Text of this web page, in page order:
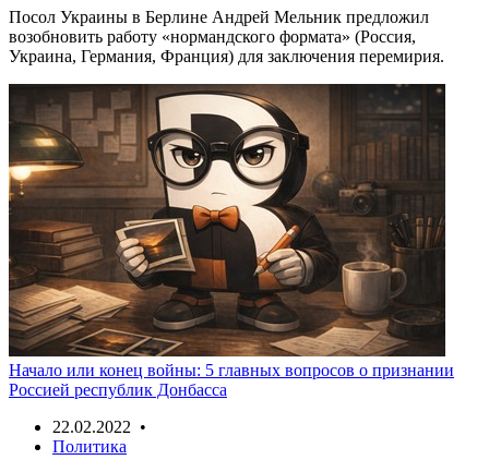
Посол Украины в Берлине Андрей Мельник предложил
возобновить работу «нормандского формата» (Россия,
Украина, Германия, Франция) для заключения перемирия.
Начало или конец войны: 5 главных вопросов о признании
Россией республик Донбасса
22.02.2022 •
Политика